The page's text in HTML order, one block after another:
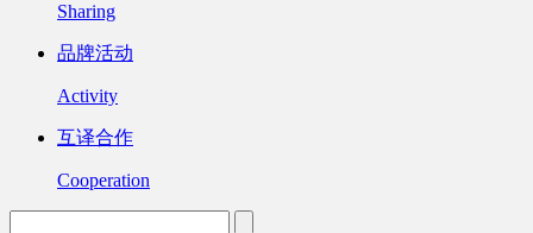
Sharing
品牌活动
Activity
互译合作
Cooperation